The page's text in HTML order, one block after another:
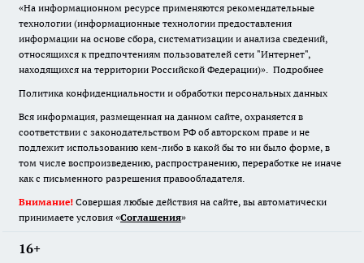
«На информационном ресурсе применяются рекомендательные
технологии (информационные технологии предоставления
информации на основе сбора, систематизации и анализа сведений,
относящихся к предпочтениям пользователей сети "Интернет",
находящихся на территории Российской Федерации)». Подробнее
Политика конфиденциальности и обработки персональных данных
Вся информация, размещенная на данном сайте, охраняется в
соответствии с законодательством РФ об авторском праве и не
подлежит использованию кем-либо в какой бы то ни было форме, в
том числе воспроизведению, распространению, переработке не иначе
как с письменного разрешения правообладателя.
Внимание! Совершая любые действия на сайте, вы автоматически
принимаете условия «Cоглашения»
16+